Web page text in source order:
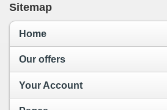
Sitemap
Home
Our offers
Your Account